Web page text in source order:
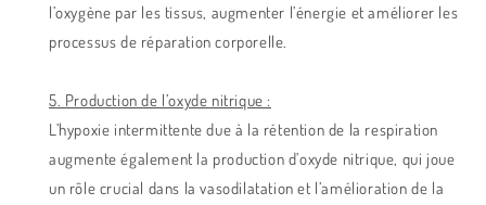
l’oxygène par les tissus, augmenter l’énergie et améliorer les
processus de réparation corporelle.
5. Production de l’oxyde nitrique :
L’hypoxie intermittente due à la rétention de la respiration
augmente également la production d’oxyde nitrique, qui joue
un rôle crucial dans la vasodilatation et l’amélioration de la